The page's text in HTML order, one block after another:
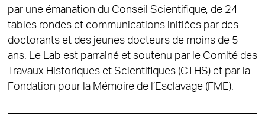
par une émanation du Conseil Scientifique, de 24
tables rondes et communications initiées par des
doctorants et des jeunes docteurs de moins de 5
ans. Le Lab est parrainé et soutenu par le Comité des
Travaux Historiques et Scientifiques (CTHS) et par la
Fondation pour la Mémoire de l’Esclavage (FME).